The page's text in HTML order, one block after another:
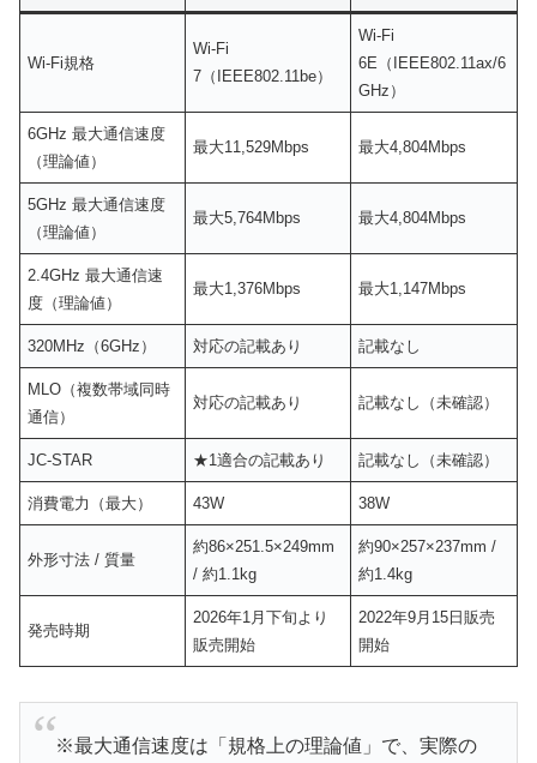
Wi-Fi規格
Wi-Fi
7（IEEE802.11be）
Wi-Fi
6E（IEEE802.11ax/6
GHz）
6GHz 最大通信速度
（理論値）
最大11,529Mbps 最大4,804Mbps
5GHz 最大通信速度
（理論値）
最大5,764Mbps 最大4,804Mbps
2.4GHz 最大通信速
度（理論値）
最大1,376Mbps 最大1,147Mbps
320MHz（6GHz） 対応の記載あり 記載なし
MLO（複数帯域同時
通信）
対応の記載あり 記載なし（未確認）
JC-STAR ★1適合の記載あり 記載なし（未確認）
消費電力（最大） 43W 38W
外形寸法 / 質量
約86×251.5×249mm
/ 約1.1kg
約90×257×237mm /
約1.4kg
発売時期
2026年1月下旬より
販売開始
2022年9月15日販売
開始
※最大通信速度は「規格上の理論値」で、実際の